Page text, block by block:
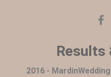
Results
2016 -